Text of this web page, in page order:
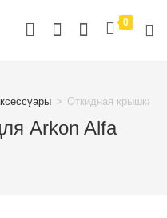
0
> Откидная крышка
Arkon Alfa